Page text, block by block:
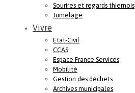
Sourires et regards thiernois
Jumelage
Vivre
Etat-Civil
CCAS
Espace France Services
Mobilité
Gestion des déchets
Archives municipales